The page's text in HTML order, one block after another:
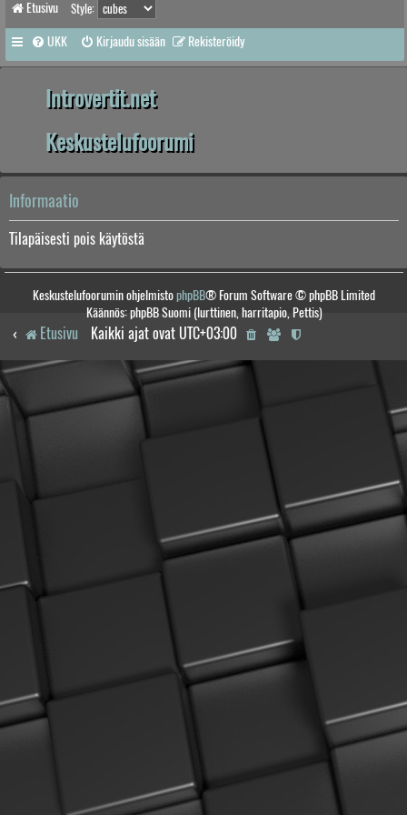
Etusivu Style:
UKK Kirjaudu sisään Rekisteröidy
Introvertit.net
Keskustelufoorumi
Informaatio
Tilapäisesti pois käytöstä
Keskustelufoorumin ohjelmistophpBB® Forum Software © phpBB Limited
Käännös: phpBB Suomi (lurttinen, harritapio, Pettis)
Etusivu Kaikki ajat ovat UTC+03:00